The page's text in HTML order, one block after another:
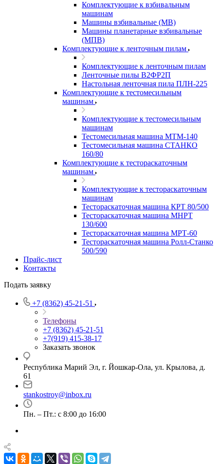
Комплектующие к взбивальным
машинам
Машины взбивальные (МВ)
Машины планетарные взбивальные
(МПВ)
Комплектующие к ленточным пилам
Комплектующие к ленточным пилам
Ленточные пилы В2ФР2П
Настольная ленточная пила ПЛН-225
Комплектующие к тестомесильным
машинам
Комплектующие к тестомесильным
машинам
Тестомесильная машина МТМ-140
Тестомесильная машина СТАНКО
160/80
Комплектующие к тестораскаточным
машинам
Комплектующие к тестораскаточным
машинам
Тестораскаточная машина КРТ 80/500
Тестораскаточная машина МНРТ
130/600
Тестораскаточная машина МРТ-60
Тестораскаточная машина Ролл-Станко
500/590
Прайс-лист
Контакты
Подать заявку
+7 (8362) 45-21-51
Телефоны
+7 (8362) 45-21-51
+7(919) 415-38-17
Заказать звонок
Республика Марий Эл, г. Йошкар-Ола, ул. Крылова, д.
61
stankostroy@inbox.ru
Пн. – Пт.: с 8:00 до 16:00